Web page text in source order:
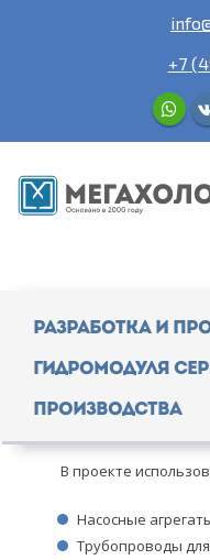
+7
Разработка и
гидромодуля
производства
В проекте
Насосные
Трубопроводы